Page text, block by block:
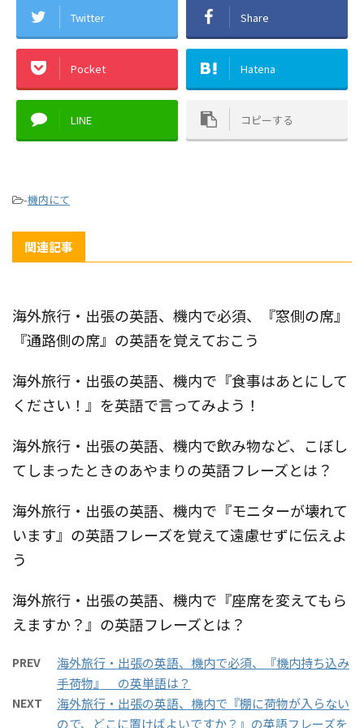
Twitter Share
Pocket Hatena
LINE コピーする
-機内にて
関連記事
海外旅行・出張の英語、機内で必須、『窓側の席』
『通路側の席』の英語を覚えておこう
海外旅行・出張の英語、機内で『食事はあとにして
ください！』を英語で言ってみよう！
海外旅行・出張の英語、機内で飲み物など、こぼし
てしまったときのあやまりの英語フレーズとは？
海外旅行・出張の英語、機内で『モニターが壊れて
います』の英語フレーズを覚えて遠慮せずに伝えよ
う
海外旅行・出張の英語、機内で『座席を変えてもら
えますか？』の英語フレーズとは？
PREV
海外旅行・出張の英語、機内で必須、『機内持ち込み
手荷物』 の英単語は？
NEXT
海外旅行・出張の英語、機内で『棚に荷物が入らない
ので、どこに置けばよいですか？』の英語フレーズを